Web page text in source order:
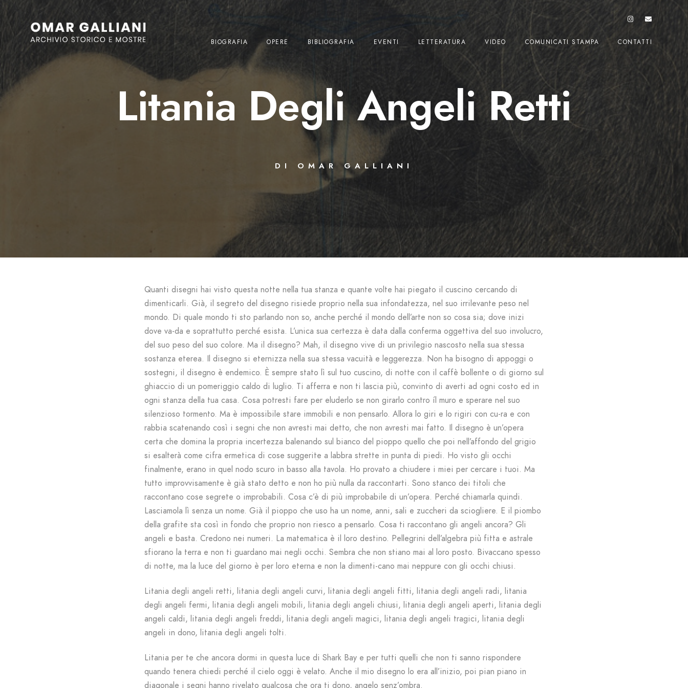
BIOGRAFIA OPERE BIBLIOGRAFIA EVENTI LETTERATURA VIDEO COMUNICATI STAMPA CONTATTI
Litania Degli Angeli Retti
DI OMAR GALLIANI
Quanti disegni hai visto questa notte nella tua stanza e quante volte hai piegato il cuscino cercando di
dimenticarli. Già, il segreto del disegno risiede proprio nella sua infondatezza, nel suo irrilevante peso nel
mondo. Di quale mondo ti sto parlando non so, anche perché il mondo dell’arte non so cosa sia; dove inizi
dove va-da e soprattutto perché esista. L’unica sua certezza è data dalla conferma oggettiva del suo involucro,
del suo peso del suo colore. Ma il disegno? Mah, il disegno vive di un privilegio nascosto nella sua stessa
sostanza eterea. Il disegno si eternizza nella sua stessa vacuità e leggerezza. Non ha bisogno di appoggi o
sostegni, il disegno è endemico. È sempre stato lì sul tuo cuscino, di notte con il caffè bollente o di giorno sul
ghiaccio di un pomeriggio caldo di luglio. Ti afferra e non ti lascia più, convinto di averti ad ogni costo ed in
ogni stanza della tua casa. Cosa potresti fare per eluderlo se non girarlo contro íl muro e sperare nel suo
silenzioso tormento. Ma è impossibile stare immobili e non pensarlo. Allora lo giri e lo rigiri con cu-ra e con
rabbia scatenando così i segni che non avresti mai detto, che non avresti mai fatto. Il disegno è un’opera
certa che domina la propria incertezza balenando sul bianco del pioppo quello che poi nell’affondo del grigio
si esalterà come cifra ermetica di cose suggerite a labbra strette in punta di piedi. Ho visto gli occhi
finalmente, erano in quel nodo scuro in basso alla tavola. Ho provato a chiudere i miei per cercare i tuoi. Ma
tutto improvvisamente è già stato detto e non ho più nulla da raccontarti. Sono stanco dei titoli che
raccontano cose segrete o improbabili. Cosa c’è di più improbabile di un’opera. Perché chiamarla quindi.
Lasciamola lì senza un nome. Già il pioppo che uso ha un nome, anni, sali e zuccheri da sciogliere. E il piombo
della grafite sta così in fondo che proprio non riesco a pensarlo. Cosa ti raccontano gli angeli ancora? Gli
angeli e basta. Credono nei numeri. La matematica è il loro destino. Pellegrini dell’algebra più fitta e astrale
sfiorano la terra e non ti guardano mai negli occhi. Sembra che non stiano mai al loro posto. Bivaccano spesso
di notte, ma la luce del giorno è per loro eterna e non la dimenti-cano mai neppure con gli occhi chiusi.
Litania degli angeli retti, litania degli angeli curvi, litania degli angeli fitti, litania degli angeli radi, litania
degli angeli fermi, litania degli angeli mobili, litania degli angeli chiusi, litania degli angeli aperti, litania degli
angeli caldi, litania degli angeli freddi, litania degli angeli magici, litania degli angeli tragici, litania degli
angeli in dono, litania degli angeli tolti.
Litania per te che ancora dormi in questa luce di Shark Bay e per tutti quelli che non ti sanno rispondere
quando tenera chiedi perché il cielo oggi è velato. Anche il mio disegno lo era all’inizio, poi pian piano in
diagonale i segni hanno rivelato qualcosa che ora ti dono, angelo senz’ombra.